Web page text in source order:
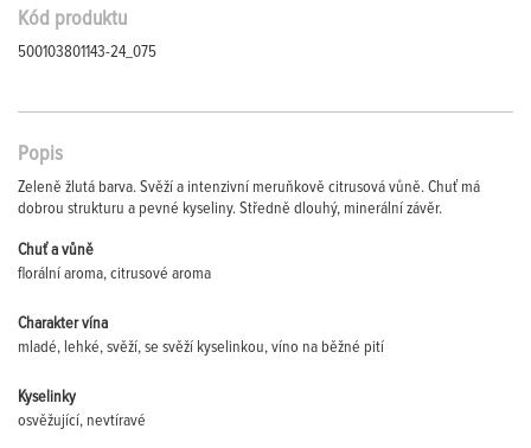
Kód produktu
500103801143-24_075
Popis
Zeleně žlutá barva. Svěží a intenzivní meruňkově citrusová vůně. Chuť má
dobrou strukturu a pevné kyseliny. Středně dlouhý, minerální závěr.
Chuť a vůně
florální aroma, citrusové aroma
Charakter vína
mladé, lehké, svěží, se svěží kyselinkou, víno na běžné pití
Kyselinky
osvěžující, nevtíravé